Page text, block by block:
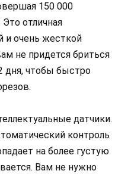
150 000
отличная
и очень жесткой
не придется бриться
дня, чтобы быстро
датчики.
контроль
на более густую
Вам не нужно